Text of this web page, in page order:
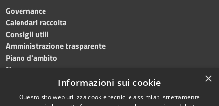
Governance
Calendari raccolta
Consigli utili
Amministrazione trasparente
Piano d'ambito
News
×
Informazioni sui cookie
Questo sito web utilizza cookie tecnici e assimilati strettamente